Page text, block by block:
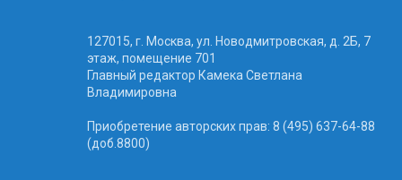
127015, г. Москва, ул. Новодмитровская, д. 2Б, 7
этаж, помещение 701
Главный редактор Камека Светлана
Владимировна
Приобретение авторских прав: 8 (495) 637-64-88
(доб.8800)